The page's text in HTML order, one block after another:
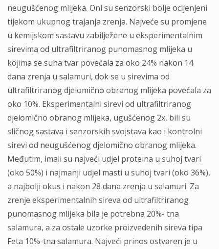
neugušćenog mlijeka. Oni su senzorski bolje ocijenjeni
tijekom ukupnog trajanja zrenja. Najveće su promjene
u kemijskom sastavu zabilježene u eksperimentalnim
sirevima od ultrafiltriranog punomasnog mlijeka u
kojima se suha tvar povećala za oko 24% nakon 14
dana zrenja u salamuri, dok se u sirevima od
ultrafiltriranog djelomično obranog mlijeka povećala za
oko 10%. Eksperimentalni sirevi od ultrafiltriranog
djelomično obranog mlijeka, ugušćenog 2x, bili su
sličnog sastava i senzorskih svojstava kao i kontrolni
sirevi od neugušćenog djelomično obranog mlijeka.
Međutim, imali su najveći udjel proteina u suhoj tvari
(oko 50%) i najmanji udjel masti u suhoj tvari (oko 36%),
a najbolji okus i nakon 28 dana zrenja u salamuri. Za
zrenje eksperimentalnih sireva od ultrafiltriranog
punomasnog mlijeka bila je potrebna 20%- tna
salamura, a za ostale uzorke proizvedenih sireva tipa
Feta 10%-tna salamura. Najveći prinos ostvaren je u